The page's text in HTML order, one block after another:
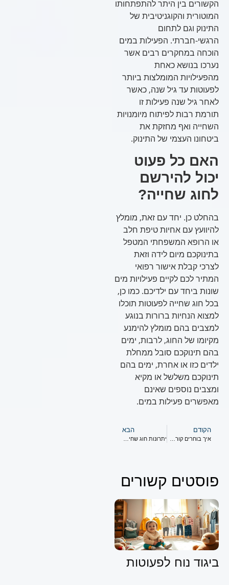
הקשורים בין היתר להתפתחותו
המוטורית והקוגניטיבית של
התינוק וגם לתחום
הרגשי-חברתי. הפעילות במים
הוכחה במחקרים רבים אשר
נערכו בנושא כאחת
מהפעילויות המומלצות ביותר
לפעוטות עד גיל שנה, כאשר
לאחר גיל שנה פעילות זו
תורמת רבות לפיתוח מיומנויות
השחייה ואף מחזקת את
ביטחונו העצמי של התינוק.
האם כל פעוט
יכול להירשם
לחוג שחייה?
בהחלט כן. יחד עם זאת, מומלץ
להיוועץ עם אחיות טיפת חלב
או הרופא המשפחתי המטפל
בתינוקכם מיום לידה וזאת
לצרכי קבלת אישור רפואי
המתיר לכם לקיים פעילויות מים
שונות ביחד עם ילדיכם. כמו כן,
בכל חוג שחייה לפעוטות תוכלו
למצוא הנחיות ברורות בנוגע
למצבים בהם מומלץ להימנע
מקיומו של החוג, לרבות, ימים
בהם תינוקכם סובל ממחלת
ילדים כזו או אחרת, ימים בהם
תינוקכם משלשל או מקיא
ומצבים נוספים שאינם
מאפשרים פעילות במים.
הקודם
איך בוחרים קורס שחייה לפעוטות? #2
הבא
יתרונות חוג שחייה לתינוקות
פוסטים קשורים
ביגוד נוח לפעוטות